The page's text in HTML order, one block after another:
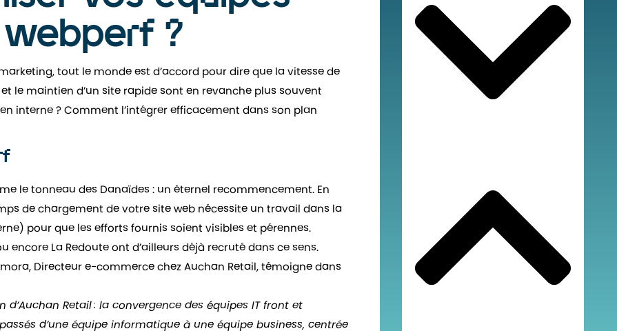
?
tout le monde est d’accord pour dire que la vitesse de
le maintien d’un site rapide sont en revanche plus souvent
interne ? Comment l’intégrer efficacement dans son plan
le tonneau des Danaïdes : un éternel recommencement. En
de chargement de votre site web nécessite un travail dans la
pour que les efforts fournis soient visibles et pérennes.
encore La Redoute ont d’ailleurs déjà recruté dans ce sens.
Directeur e-commerce chez Auchan Retail, témoigne dans
Retail : la convergence des équipes IT front et
d’une équipe informatique à une équipe business, centrée